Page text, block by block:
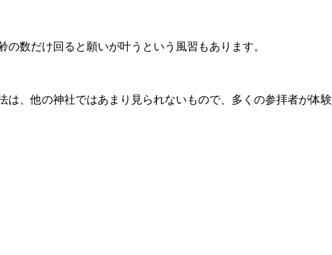
の数だけ回ると願いが叶うという風習もあります。
は、他の神社ではあまり見られないもので、多くの参拝者が体験